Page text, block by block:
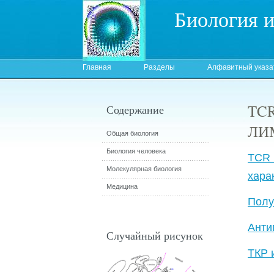
Биология
Главная Разделы Алфавитный
ТКР
Содержание
Общая биология
Биология человека
Молекулярная биология
Медицина
Случайный рисунок